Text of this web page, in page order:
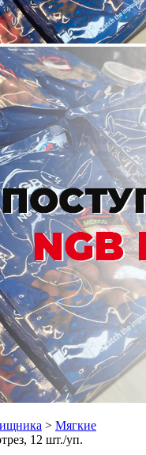
> Мягкие
12 шт./уп.